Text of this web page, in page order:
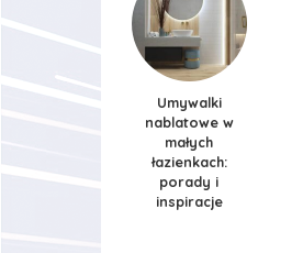
Umywalki
nablatowe w
małych
łazienkach:
porady i
inspiracje